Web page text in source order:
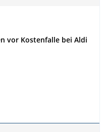
vor Kostenfalle bei Aldi